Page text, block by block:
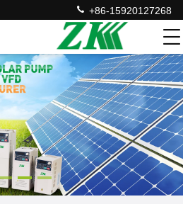
+86-15920127268